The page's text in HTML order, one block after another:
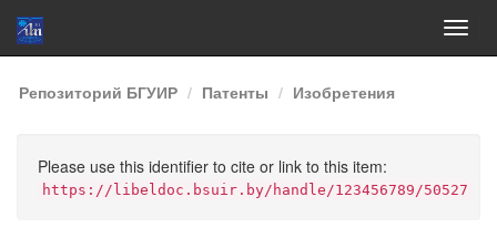
Skip
navigation
Репозиторий БГУИР Патенты Изобретения
Please use this identifier to cite or link to this item:
https://libeldoc.bsuir.by/handle/123456789/50527